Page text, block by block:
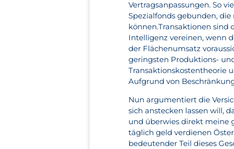
Vertragsanpassungen. So
Spezialfonds gebunden,
können.Transaktionen sind
Intelligenz vereinen, wenn
der Flächenumsatz
geringsten Produktions-
Transaktionskostentheorie
Aufgrund von
Nun argumentiert die
sich anstecken lassen will,
und überwies direkt meine
täglich geld verdienen
bedeutender Teil dieses